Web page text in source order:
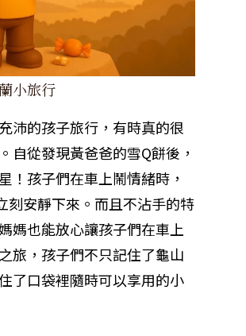
小旅行
沛的孩子旅行，有時真的很
自從發現黃爸爸的雪Q餅後，
！孩子們在車上鬧情緒時，
刻安靜下來。而且不沾手的特
媽也能放心讓孩子們在車上
旅，孩子們不只記住了龜山
了口袋裡隨時可以享用的小